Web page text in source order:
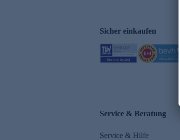
Sicher einkaufen
Service & Beratung
Service & Hilfe